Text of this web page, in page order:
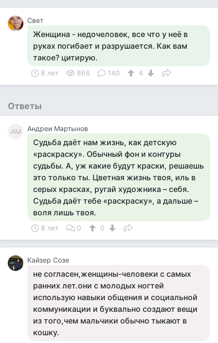
Свет
Женщина - недочеловек, все что у неё в
руках погибает и разрушается. Как вам
такое? цитирую.
8 лет 866 140 4
Ответы
АМ Андреи Мартынов
Судьба даёт нам жизнь, как детскую
«раскраску». Обычный фон и контуры
судьбы. А, уж какие будут краски, решаешь
это только ты. Цветная жизнь твоя, иль в
серых красках, ругай художника – себя.
Судьба даёт тебе «раскраску», а дальше –
воля лишь твоя.
8 лет 0 0
Кайзер Созе
не согласен,женщины-человеки с самых
ранних лет.они с молодых ногтей
использую навыки общения и социальной
коммуникации и буквально создают вещи
из того,чем мальчики обычно тыкают в
кошку.